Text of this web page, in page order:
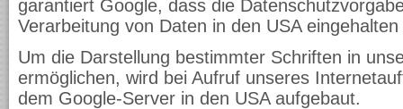
garantiert Google, dass die
Verarbeitung von Daten in den USA
Um die Darstellung bestimmter Schriften in
ermöglichen, wird bei Aufruf unseres
dem Google-Server in den USA aufgebaut.